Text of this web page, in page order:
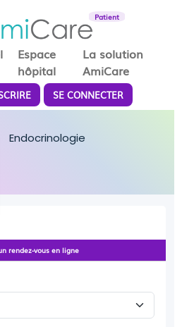
Patient
Espace
hôpital
La solution
AmiCare
SE CONNECTER
Endocrinologie
rendez-vous en ligne